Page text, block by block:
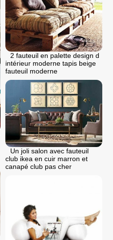
2 fauteuil en palette design d
intérieur moderne tapis beige
fauteuil moderne
Un joli salon avec fauteuil
club ikea en cuir marron et
canapé club pas cher